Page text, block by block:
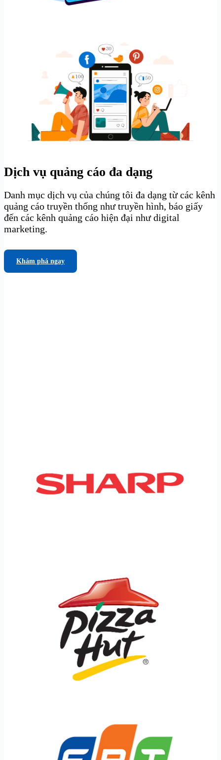
Dịch vụ quảng cáo đa dạng
Danh mục dịch vụ của chúng tôi đa dạng từ các kênh
quảng cáo truyền thống như truyền hình, báo giấy
đến các kênh quảng cáo hiện đại như digital
marketing.
Khám phá ngay